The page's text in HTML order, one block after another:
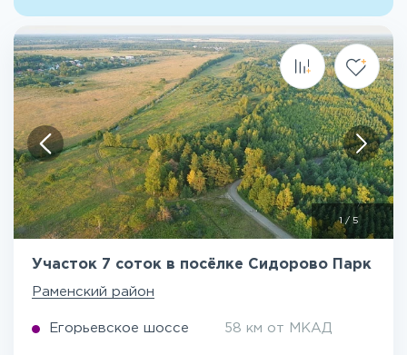
1 / 5
Участок 7 соток в посёлке Сидорово Парк
Раменский район
Егорьевское шоссе 58 км от МКАД